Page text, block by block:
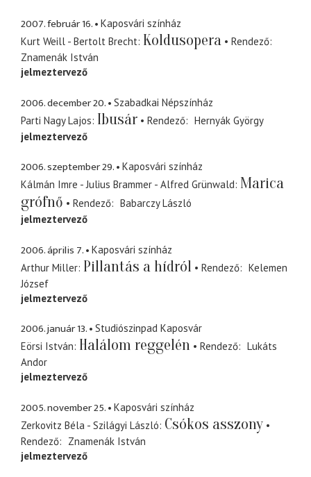
2007. február 16.
Kaposvári színház
Kurt Weill - Bertolt Brecht Koldusopera
Rendező
Znamenák István
jelmeztervező
2006. december 20.
Szabadkai Népszínház
Parti Nagy Lajos Ibusár Rendező
Hernyák György
jelmeztervező
2006. szeptember 29.
Kaposvári színház
Kálmán Imre - Julius Brammer - Alfred Grünwald Marica
grófnő
Rendező
Babarczy László
jelmeztervező
2006. április 7.
Kaposvári színház
Arthur Miller Pillantás a hídról Rendező
Kelemen
József
jelmeztervező
2006. január 13.
Studiószinpad Kaposvár
Eörsi István Halálom reggelén Rendező
Lukáts
Andor
jelmeztervező
2005. november 25.
Kaposvári színház
Zerkovitz Béla - Szilágyi László Csókos asszony
Rendező
Znamenák István
jelmeztervező